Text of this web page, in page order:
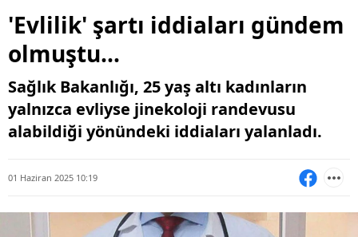
'Evlilik' şartı iddiaları gündem
olmuştu...
Sağlık Bakanlığı, 25 yaş altı kadınların
yalnızca evliyse jinekoloji randevusu
alabildiği yönündeki iddiaları yalanladı.
01 Haziran 2025 10:19